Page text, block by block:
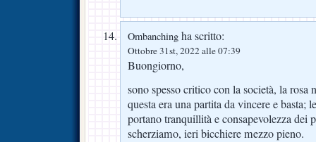
Ombanching ha scritto:
Ottobre 31st, 2022 alle 07:39
Buongiorno,
sono spesso critico con la società, la
questa era una partita da vincere e basta;
portano tranquillità e consapevolezza dei
scherziamo, ieri bicchiere mezzo pieno.